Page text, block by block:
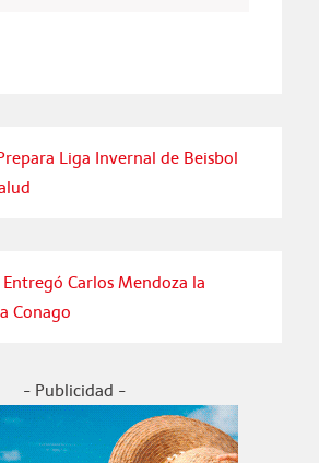
Liga Invernal de Beisbol
Entregó Carlos Mendoza la
Conago
- Publicidad -